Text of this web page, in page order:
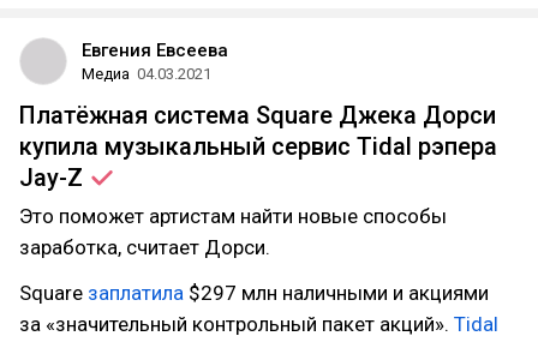
Евгения Евсеева
Медиа 04.03.2021
Платёжная система Square Джека Дорси
купила музыкальный сервис Tidal рэпера
Jay-Z
Это поможет артистам найти новые способы
заработка, считает Дорси.
Square заплатила $297 млн наличными и акциями
за «значительный контрольный пакет акций». Tidal